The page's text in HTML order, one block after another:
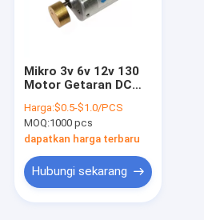
Mikro 3v 6v 12v 130
Motor Getaran DC
Harga:$0.5-$1.0/PCS
MOQ:1000 pcs
dapatkan harga terbaru
Hubungi sekarang